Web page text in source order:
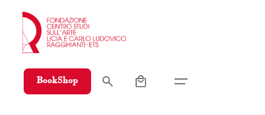
content
BookShop